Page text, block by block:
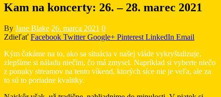
Kam na koncerty: 26. – 28. marec 2021
By Jane Blake 26. marca 2021 0
Zdieľať Facebook Twitter Google+ Pinterest LinkedIn Email
Kým čakáme na to, ako sa situácia v našej vláde vykryštalizuje,
zlepšime si náladu niečím, čo má zmysel. Napríklad si vyberte niečo
z ponuky streamov na tento víkend, ktorých síce nie je veľa, ale za
to sú to poriadne kvalitky.